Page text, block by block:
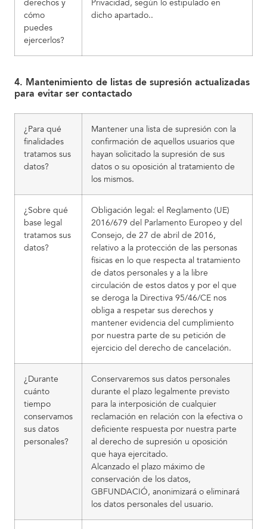
derechos y
cómo
puedes
ejercerlos?
Privacidad, según lo estipulado en
dicho apartado..
4. Mantenimiento de listas de supresión actualizadas
para evitar ser contactado
¿Para qué
finalidades
tratamos sus
datos?
Mantener una lista de supresión con la
confirmación de aquellos usuarios que
hayan solicitado la supresión de sus
datos o su oposición al tratamiento de
los mismos.
¿Sobre qué
base legal
tratamos sus
datos?
Obligación legal: el Reglamento (UE)
2016/679 del Parlamento Europeo y del
Consejo, de 27 de abril de 2016,
relativo a la protección de las personas
físicas en lo que respecta al tratamiento
de datos personales y a la libre
circulación de estos datos y por el que
se deroga la Directiva 95/46/CE nos
obliga a respetar sus derechos y
mantener evidencia del cumplimiento
por nuestra parte de su petición de
ejercicio del derecho de cancelación.
¿Durante
cuánto
tiempo
conservamos
sus datos
personales?
Conservaremos sus datos personales
durante el plazo legalmente previsto
para la interposición de cualquier
reclamación en relación con la efectiva o
deficiente respuesta por nuestra parte
al derecho de supresión u oposición
que haya ejercitado.
Alcanzado el plazo máximo de
conservación de los datos,
GBFUNDACIÓ, anonimizará o eliminará
los datos personales del usuario.